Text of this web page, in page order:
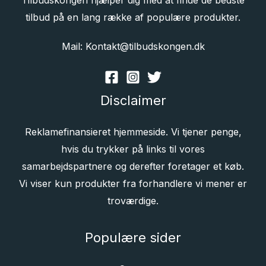
tilbud på en lang række af populære produkter.
Mail: Kontakt@tilbudskongen.dk
Disclaimer
Reklamefinansieret hjemmeside. Vi tjener penge,
hvis du trykker på links til vores
samarbejdspartnere og derefter foretager et køb.
Vi viser kun produkter fra forhandlere vi mener er
troværdige.
Populære sider